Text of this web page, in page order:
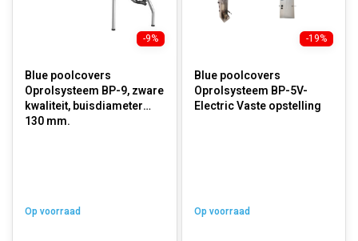
-9%
Blue poolcovers
Oprolsysteem BP-9, zware
kwaliteit, buisdiameter
130 mm.
Op voorraad
-19%
Blue poolcovers
Oprolsysteem BP-5V-
Electric Vaste opstelling
Op voorraad